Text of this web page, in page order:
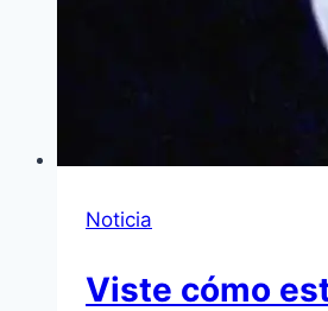
Noticia
Viste cómo